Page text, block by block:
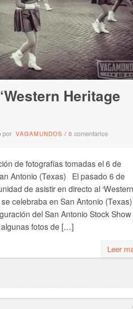
Heritage
por VAGAMUNDOS / 0 comentarios
de fotografías tomadas el 6 de
Antonio (Texas) El pasado 6 de
de asistir en directo al ‘Western
celebraba en San Antonio (Texas)
del San Antonio Stock Show
fotos de […]
Leer